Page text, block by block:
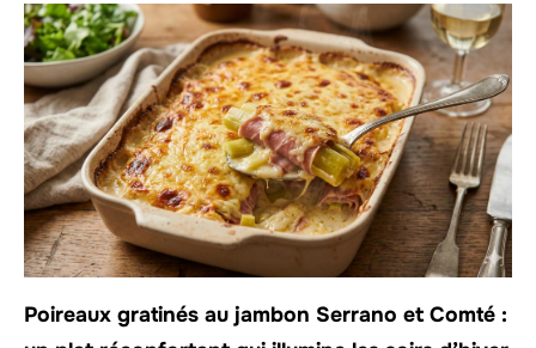
Poireaux gratinés au jambon Serrano et Comté :